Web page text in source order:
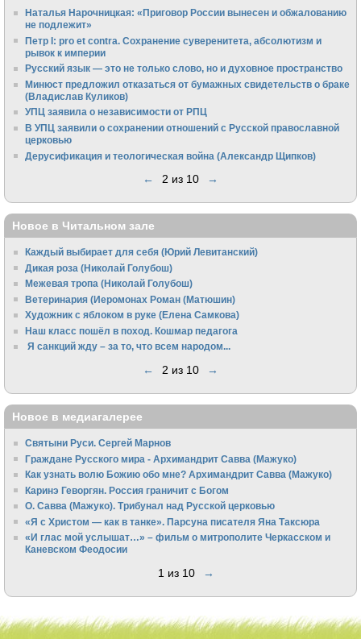
Наталья Нарочницкая: «Приговор России вынесен и обжалованию
не подлежит»
Петр I: pro et contra. Сохранение суверенитета, абсолютизм и
рывок к империи
Русский язык — это не только слово, но и духовное пространство
Минюст предложил отказаться от бумажных свидетельств о браке
(Владислав Куликов)
УПЦ заявила о независимости от РПЦ
В УПЦ заявили о сохранении отношений с Русской православной
церковью
Дерусификация и теологическая война (Александр Щипков)
← 2 из 10 →
Новое в Читальном зале
Каждый выбирает для себя (Юрий Левитанский)
Дикая роза (Николай Голубош)
Межевая тропа (Николай Голубош)
Ветеринария (Иеромонах Роман (Матюшин)
Художник с яблоком в руке (Елена Самкова)
Наш класс пошёл в поход. Кошмар педагога
Я санкций жду – за то, что всем народом...
← 2 из 10 →
Новое в медиагалерее
Святыни Руси. Сергей Марнов
Граждане Русского мира - Архимандрит Савва (Мажуко)
Как узнать волю Божию обо мне? Архимандрит Савва (Мажуко)
Каринэ Геворгян. Россия граничит с Богом
О. Савва (Мажуко). Трибунал над Русской церковью
«Я с Христом — как в танке». Парсуна писателя Яна Таксюра
«И глас мой услышат…» – фильм о митрополите Черкасском и
Каневском Феодосии
1 из 10 →